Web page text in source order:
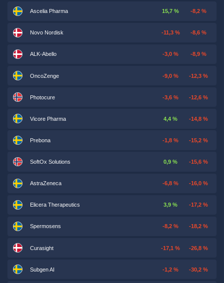
Ascelia Pharma 15,7 % -8,2 %
Novo Nordisk -11,3 % -8,6 %
ALK-Abello -3,0 % -8,9 %
OncoZenge -9,0 % -12,3 %
Photocure -3,6 % -12,6 %
Vicore Pharma 4,4 % -14,8 %
Prebona -1,8 % -15,2 %
SoftOx Solutions 0,9 % -15,6 %
AstraZeneca -6,8 % -16,0 %
Elicera Therapeutics 3,9 % -17,2 %
Spermosens -8,2 % -18,2 %
Curasight -17,1 % -26,8 %
Subgen AI -1,2 % -30,2 %